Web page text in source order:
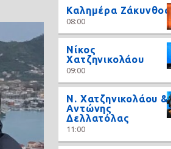
Καλημέρα Ζάκυνθος
08:00
Νίκος
Χατζηνικολάου
09:00
N. Χατζηνικολάου &
Αντώνης
Δελλατόλας
11:00